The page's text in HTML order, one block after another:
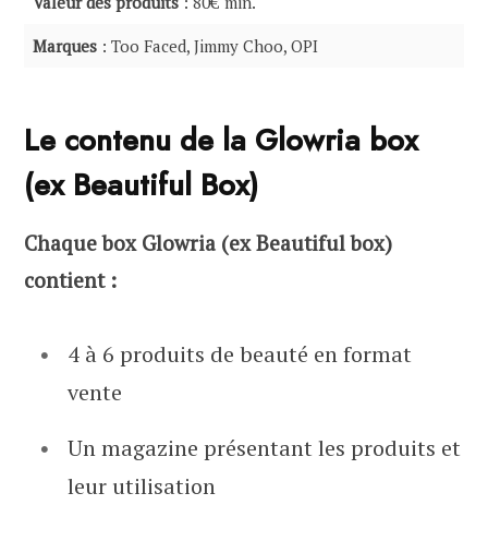
Marques: Too Faced, Jimmy Choo, OPI
Le contenu de la Glowria box
(ex Beautiful Box)
Chaque box Glowria (ex Beautiful box)
contient :
4 à 6 produits de beauté en format
vente
Un magazine présentant les produits et
leur utilisation